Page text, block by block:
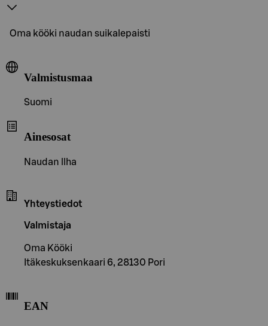
Oma kööki naudan suikalepaisti
Valmistusmaa
Suomi
Ainesosat
Naudan llha
Yhteystiedot
Valmistaja
Oma Kööki
Itäkeskuksenkaari 6, 28130 Pori
EAN